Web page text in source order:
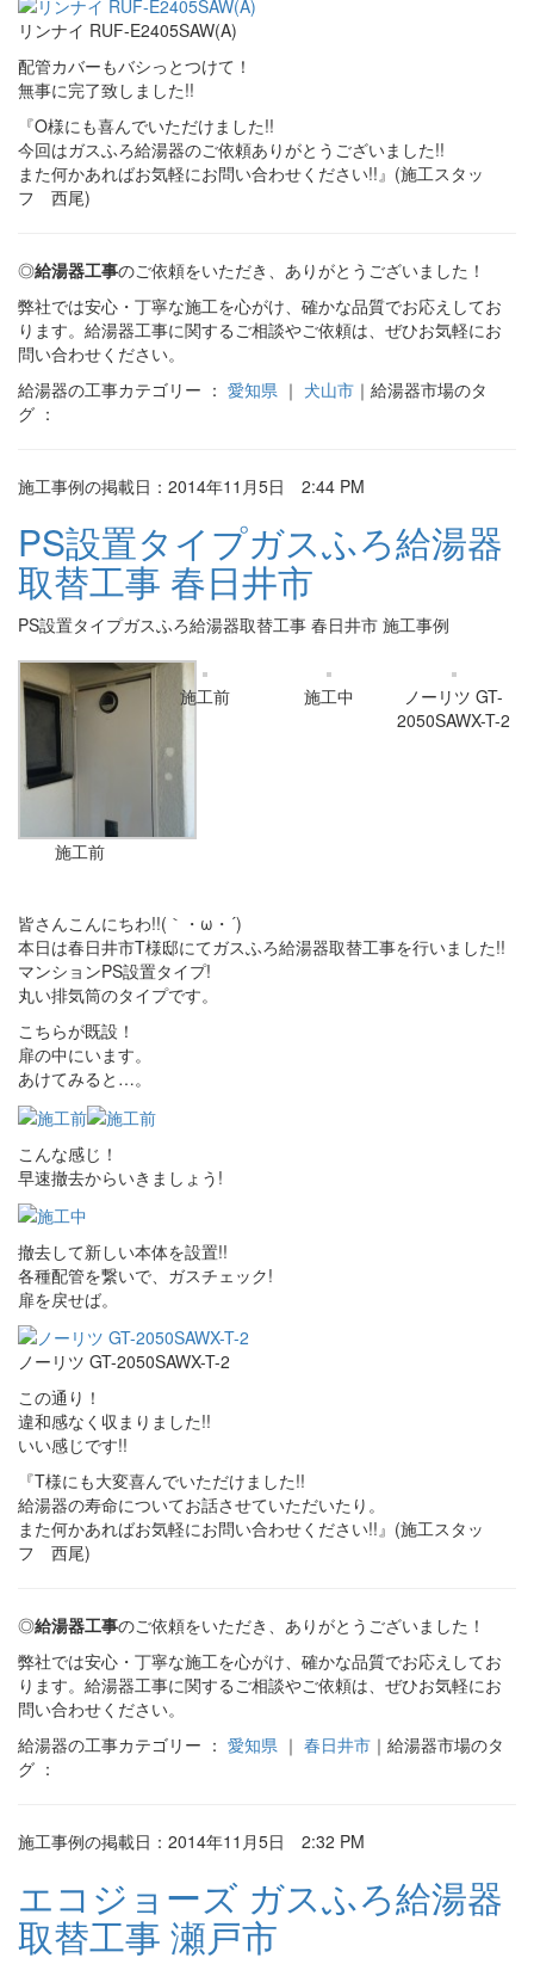
リンナイ RUF-E2405SAW(A)
配管カバーもバシっとつけて！
無事に完了致しました!!
『O様にも喜んでいただけました!!
今回はガスふろ給湯器のご依頼ありがとうございました!!
また何かあればお気軽にお問い合わせください!!』(施工スタッ
フ 西尾)
◎給湯器工事のご依頼をいただき、ありがとうございました！
弊社では安心・丁寧な施工を心がけ、確かな品質でお応えしてお
ります。給湯器工事に関するご相談やご依頼は、ぜひお気軽にお
問い合わせください。
給湯器の工事カテゴリー ： 愛知県 ｜ 犬山市 ｜給湯器市場のタ
グ ：
施工事例の掲載日：2014年11月5日 2:44 PM
PS設置タイプガスふろ給湯器
取替工事 春日井市
PS設置タイプガスふろ給湯器取替工事 春日井市 施工事例
施工前
施工前 施工中
ノーリツ GT-
2050SAWX-T-2
皆さんこんにちわ!!(｀・ω・´)
本日は春日井市T様邸にてガスふろ給湯器取替工事を行いました!!
マンションPS設置タイプ!
丸い排気筒のタイプです。
こちらが既設！
扉の中にいます。
あけてみると…。
こんな感じ！
早速撤去からいきましょう!
撤去して新しい本体を設置!!
各種配管を繋いで、ガスチェック!
扉を戻せば。
ノーリツ GT-2050SAWX-T-2
この通り！
違和感なく収まりました!!
いい感じです!!
『T様にも大変喜んでいただけました!!
給湯器の寿命についてお話させていただいたり。
また何かあればお気軽にお問い合わせください!!』(施工スタッ
フ 西尾)
◎給湯器工事のご依頼をいただき、ありがとうございました！
弊社では安心・丁寧な施工を心がけ、確かな品質でお応えしてお
ります。給湯器工事に関するご相談やご依頼は、ぜひお気軽にお
問い合わせください。
給湯器の工事カテゴリー ： 愛知県 ｜ 春日井市 ｜給湯器市場のタ
グ ：
施工事例の掲載日：2014年11月5日 2:32 PM
エコジョーズ ガスふろ給湯器
取替工事 瀬戸市